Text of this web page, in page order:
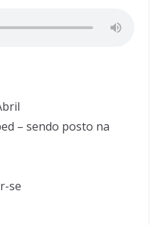
– sendo posto na
se